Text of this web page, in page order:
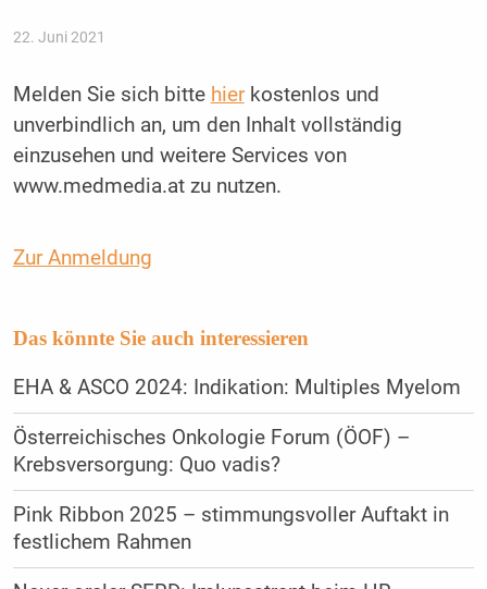
22. Juni 2021
Melden Sie sich bitte hierkostenlos und
unverbindlich an, um den Inhalt vollständig
einzusehen und weitere Services von
www.medmedia.at zu nutzen.
Zur Anmeldung
Das könnte Sie auch interessieren
EHA & ASCO 2024: Indikation: Multiples Myelom
Österreichisches Onkologie Forum (ÖOF) –
Krebsversorgung: Quo vadis?
Pink Ribbon 2025 – stimmungsvoller Auftakt in
festlichem Rahmen